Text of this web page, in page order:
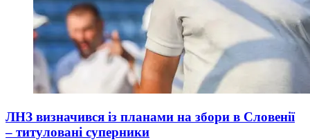
ЛНЗ визначився із планами на збори в Словенії
– титуловані суперники